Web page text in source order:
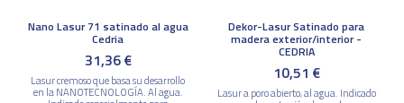
Nano Lasur 71 satinado al agua
Cedria
31,36 €
Lasur cremoso que basa su desarrollo
en la NANOTECNOLOGÍA. Al agua.
Dekor-Lasur Satinado para
madera exterior/interior -
CEDRIA
10,51 €
Lasur a poro abierto, al agua. Indicado